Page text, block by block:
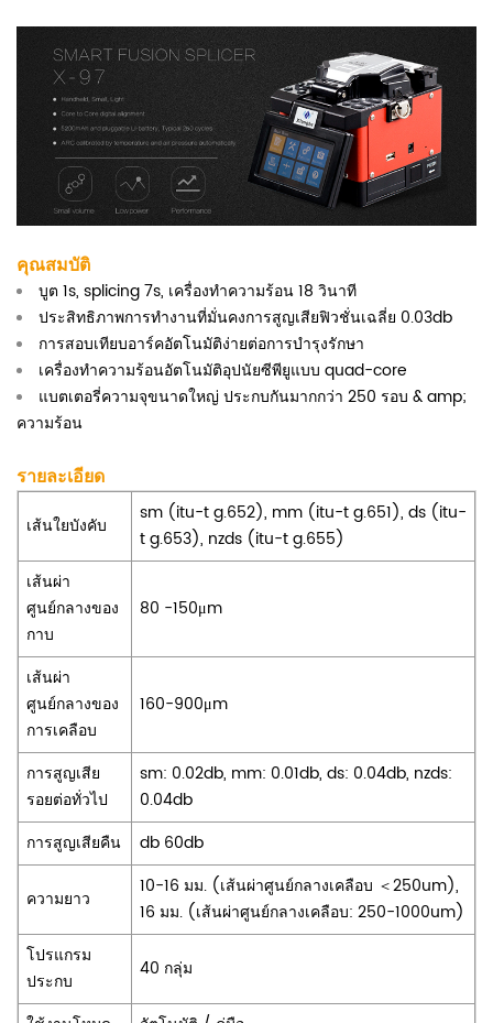
คุณสมบัติ
บูต 1s, splicing 7s, เครื่องทำความร้อน 18 วินาที
ประสิทธิภาพการทำงานที่มั่นคงการสูญเสียฟิวชั่นเฉลี่ย 0.03db
การสอบเทียบอาร์คอัตโนมัติง่ายต่อการบำรุงรักษา
เครื่องทำความร้อนอัตโนมัติอุปนัยซีพียูแบบ quad-core
แบตเตอรี่ความจุขนาดใหญ่ ประกบกันมากกว่า 250 รอบ & amp;
ความร้อน
รายละเอียด
เส้นใยบังคับ
sm (itu-t g.652), mm (itu-t g.651), ds (itu-
t g.653), nzds (itu-t g.655)
เส้นผ่า
ศูนย์กลางของ
กาบ
80 -150μm
เส้นผ่า
ศูนย์กลางของ
การเคลือบ
160-900μm
การสูญเสีย
รอยต่อทั่วไป
sm: 0.02db, mm: 0.01db, ds: 0.04db, nzds:
0.04db
การสูญเสียคืน
db 60db
ความยาว
10-16 มม. (เส้นผ่าศูนย์กลางเคลือบ ＜250um),
16 มม. (เส้นผ่าศูนย์กลางเคลือบ: 250-1000um)
โปรแกรม
ประกบ
40 กลุ่ม